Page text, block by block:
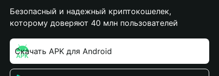
Безопасный и надежный криптокошелек,
которому доверяют 40 млн пользователей
Скачать APK для Android